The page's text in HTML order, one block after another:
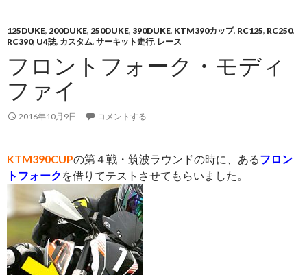
125DUKE, 200DUKE, 250DUKE, 390DUKE, KTM390カップ, RC125, RC250,
RC390, U4誌, カスタム, サーキット走行, レース
フロントフォーク・モディ
ファイ
2016年10月9日 コメントする
KTM390CUPの第４戦・筑波ラウンドの時に、あるフロン
トフォーク を借りてテストさせてもらいました。